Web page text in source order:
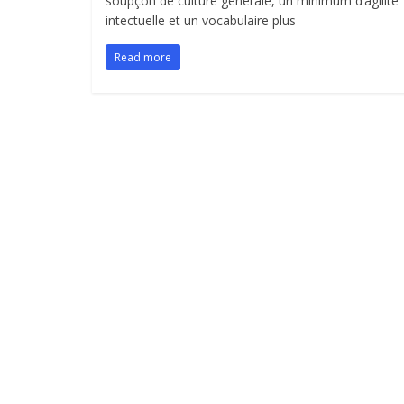
intectuelle et un vocabulaire plus
Read more